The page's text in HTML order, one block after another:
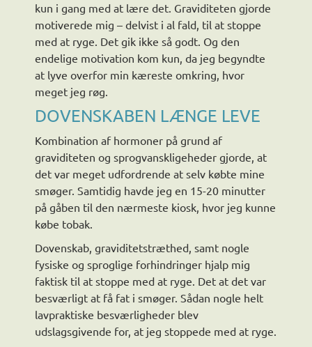
kun i gang med at lære det. Graviditeten gjorde
motiverede mig – delvist i al fald, til at stoppe
med at ryge. Det gik ikke så godt. Og den
endelige motivation kom kun, da jeg begyndte
at lyve overfor min kæreste omkring, hvor
meget jeg røg.
DOVENSKABEN LÆNGE LEVE
Kombination af hormoner på grund af
graviditeten og sprogvanskligeheder gjorde, at
det var meget udfordrende at selv købte mine
smøger. Samtidig havde jeg en 15-20 minutter
på gåben til den nærmeste kiosk, hvor jeg kunne
købe tobak.
Dovenskab, graviditetstræthed, samt nogle
fysiske og sproglige forhindringer hjalp mig
faktisk til at stoppe med at ryge. Det at det var
besværligt at få fat i smøger. Sådan nogle helt
lavpraktiske besværligheder blev
udslagsgivende for, at jeg stoppede med at ryge.